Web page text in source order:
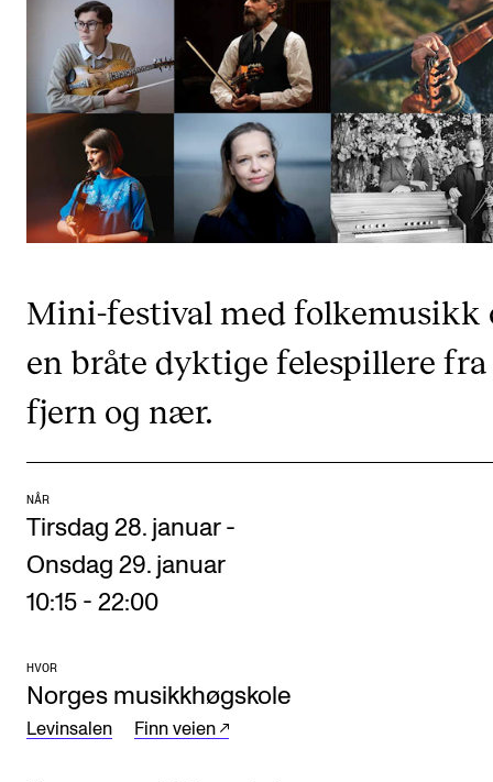
FORSKNING
CERM
CREMAH
NordART
Prosjekter
INTERNASJONALT
Internasjonal strategi
Samarbeidsprosjekter
Nettverk
Arrangementer og konserter
Nyheter og historier
Ledige stillinger
Mini-festival med folkemusikk
en bråte dyktige felespillere fra
fjern og nær.
NÅR
Tirsdag 28. januar-
Onsdag 29. januar
10:15 - 22:00
HVOR
Norges musikkhøgskole
Levinsalen Finn veien